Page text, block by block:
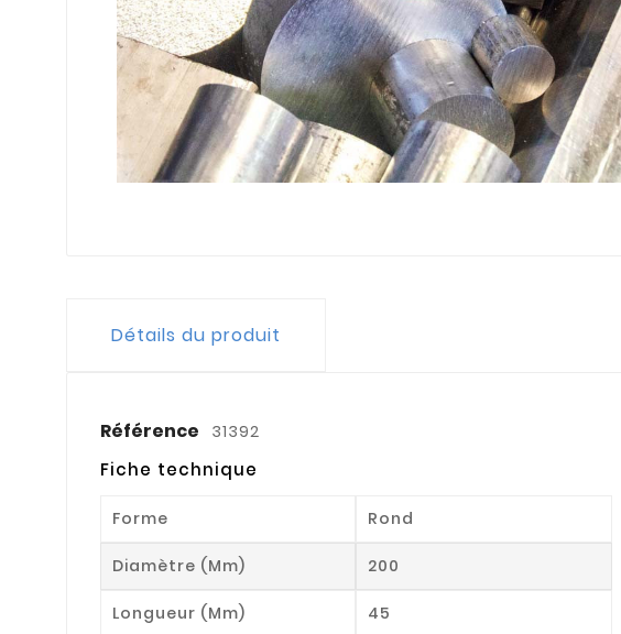
Détails du produit
Référence 31392
Fiche technique
Forme Rond
Diamètre (mm) 200
Longueur (mm) 45